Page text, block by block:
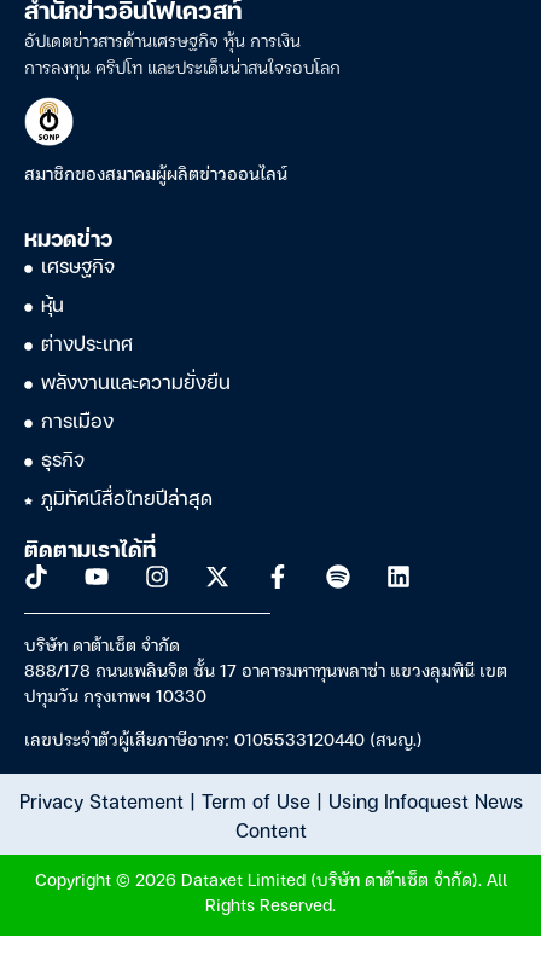
สำนักข่าวอินโฟเควสท์
อัปเดตข่าวสารด้านเศรษฐกิจ หุ้น การเงิน
การลงทุน คริปโท และประเด็นน่าสนใจรอบโลก
สมาชิกของสมาคมผู้ผลิตข่าวออนไลน์
หมวดข่าว
เศรษฐกิจ
หุ้น
ต่างประเทศ
พลังงานและความยั่งยืน
การเมือง
ธุรกิจ
ภูมิทัศน์สื่อไทยปีล่าสุด
ติดตามเราได้ที่
บริษัท ดาต้าเซ็ต จำกัด
888/178 ถนนเพลินจิต ชั้น 17 อาคารมหาทุนพลาซ่า แขวงลุมพินี เขต
ปทุมวัน กรุงเทพฯ 10330
เลขประจำตัวผู้เสียภาษีอากร: 0105533120440 (สนญ.)
Privacy Statement| Term of Use| Using Infoquest News
Content
Copyright © 2026 Dataxet Limited (บริษัท ดาต้าเซ็ต จำกัด). All
Rights Reserved.